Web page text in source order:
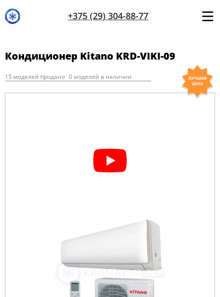
+375 (29) 304-88-77
Кондиционер Kitano KRD-VIKI-09
15 моделей продано 0 моделей в наличии